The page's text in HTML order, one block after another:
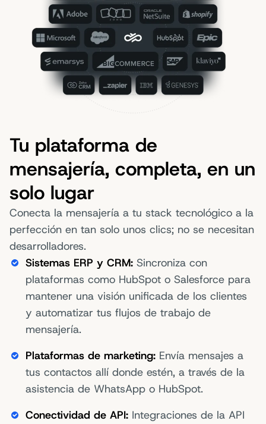
Tu plataforma de
mensajería, completa, en un
solo lugar
Conecta la mensajería a tu stack tecnológico a la
perfección en tan solo unos clics; no se necesitan
desarrolladores.
Sistemas ERP y CRM: Sincroniza con
plataformas como HubSpot o Salesforce para
mantener una visión unificada de los clientes
y automatizar tus flujos de trabajo de
mensajería.
Plataformas de marketing: Envía mensajes a
tus contactos allí donde estén, a través de la
asistencia de WhatsApp o HubSpot.
Conectividad de API: Integraciones de la API